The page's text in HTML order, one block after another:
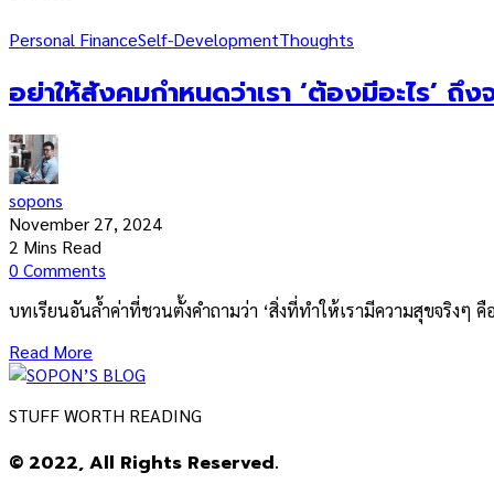
Personal FinanceSelf-DevelopmentThoughts
อย่าให้สังคมกำหนดว่าเรา ‘ต้องมีอะไร’ ถึ
sopons
November 27, 2024
2 Mins Read
0 Comments
บทเรียนอันล้ำค่าที่ชวนตั้งคำถามว่า ‘สิ่งที่ทำให้เรามีความสุขจริงๆ คื
Read More
STUFF WORTH READING
© 2022, All Rights Reserved.